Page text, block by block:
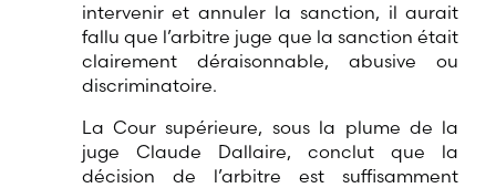
intervenir et annuler la sanction, il aurait
fallu que l’arbitre juge que la sanction était
clairement déraisonnable, abusive ou
discriminatoire.
La Cour supérieure, sous la plume de la
juge Claude Dallaire, conclut que la
décision de l’arbitre est suffisamment